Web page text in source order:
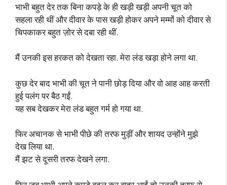
भाभी बहुत देर तक बिना कपड़े के ही खड़ी खड़ी अपनी चूत को
सहला रही थीं और दीवार के पास खड़ी होकर अपने मम्मों को दीवार से
चिपकाकर बहुत ज़ोर से दबा रही थीं.
मैं उनकी इस हरकत को देखता रहा. मेरा लंड खड़ा होने लगा था.
कुछ देर बाद भाभी की चूत ने पानी छोड़ दिया और वो आह आह करती
हुई पलंग पर बैठ गईं.
यह सब देखकर मेरा लंड बहुत गर्म हो गया था.
फिर अचानक से भाभी पीछे की तरफ मुड़ीं और शायद उन्होंने मुझे
देख लिया था.
मैं झट से दूसरी तरफ देखने लगा.